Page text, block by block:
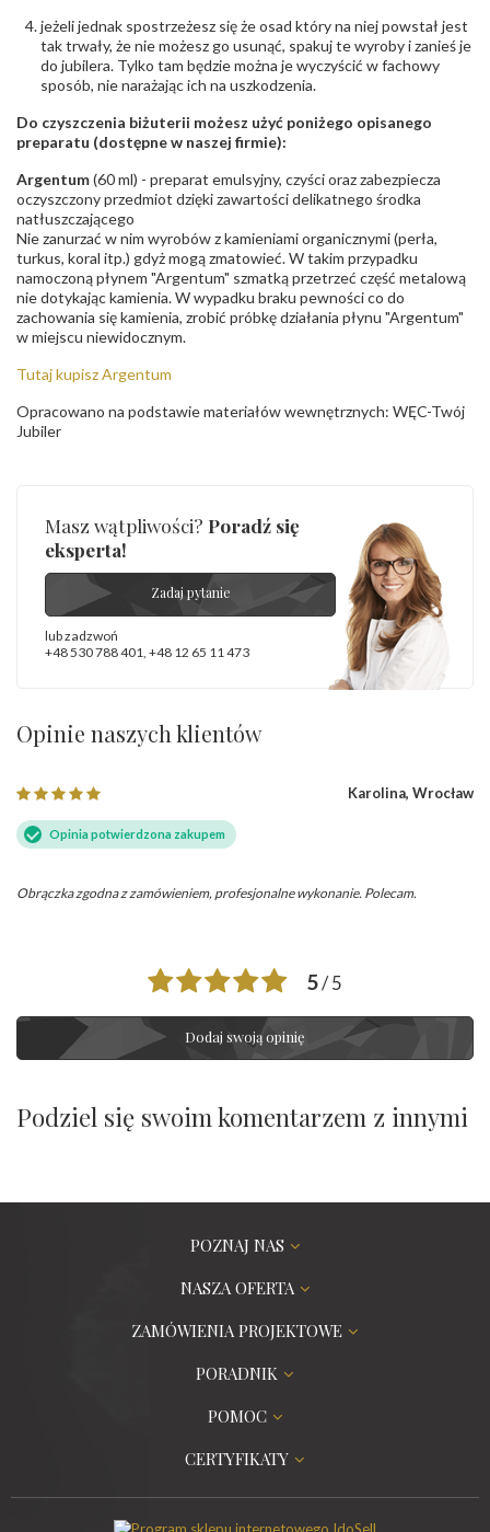
jeżeli jednak spostrzeżesz się że osad który na niej powstał jest
tak trwały, że nie możesz go usunąć, spakuj te wyroby i zanieś je
do jubilera. Tylko tam będzie można je wyczyścić w fachowy
sposób, nie narażając ich na uszkodzenia.
Do czyszczenia biżuterii możesz użyć poniżego opisanego
preparatu (dostępne w naszej firmie):
Argentum(60 ml) - preparat emulsyjny, czyści oraz zabezpiecza
oczyszczony przedmiot dzięki zawartości delikatnego środka
natłuszczającego
Nie zanurzać w nim wyrobów z kamieniami organicznymi (perła,
turkus, koral itp.) gdyż mogą zmatowieć. W takim przypadku
namoczoną płynem "Argentum" szmatką przetrzeć część metalową
nie dotykając kamienia. W wypadku braku pewności co do
zachowania się kamienia, zrobić próbkę działania płynu "Argentum"
w miejscu niewidocznym.
Tutaj kupisz Argentum
Opracowano na podstawie materiałów wewnętrznych: WĘC-Twój
Jubiler
Masz wątpliwości? Poradź się
eksperta!
Zadaj pytanie
lub zadzwoń
+48 530 788 401, +48 12 65 11 473
Opinie naszych klientów
Karolina, Wrocław
Opinia potwierdzona zakupem
Obrączka zgodna z zamówieniem, profesjonalne wykonanie. Polecam.
5/ 5
Dodaj swoją opinię
Podziel się swoim komentarzem z innymi
POZNAJ NAS
NASZA OFERTA
ZAMÓWIENIA PROJEKTOWE
PORADNIK
POMOC
CERTYFIKATY